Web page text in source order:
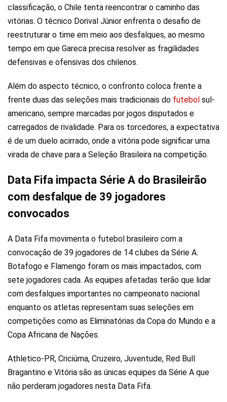
classificação, o Chile tenta reencontrar o caminho das
vitórias. O técnico Dorival Júnior enfrenta o desafio de
reestruturar o time em meio aos desfalques, ao mesmo
tempo em que Gareca precisa resolver as fragilidades
defensivas e ofensivas dos chilenos.
Além do aspecto técnico, o confronto coloca frente a
frente duas das seleções mais tradicionais do futebol sul-
americano, sempre marcadas por jogos disputados e
carregados de rivalidade. Para os torcedores, a expectativa
é de um duelo acirrado, onde a vitória pode significar uma
virada de chave para a Seleção Brasileira na competição.
Data Fifa impacta Série A do Brasileirão
com desfalque de 39 jogadores
convocados
A Data Fifa movimenta o futebol brasileiro com a
convocação de 39 jogadores de 14 clubes da Série A.
Botafogo e Flamengo foram os mais impactados, com
sete jogadores cada. As equipes afetadas terão que lidar
com desfalques importantes no campeonato nacional
enquanto os atletas representam suas seleções em
competições como as Eliminatórias da Copa do Mundo e a
Copa Africana de Nações.
Athletico-PR, Criciúma, Cruzeiro, Juventude, Red Bull
Bragantino e Vitória são as únicas equipes da Série A que
não perderam jogadores nesta Data Fifa.